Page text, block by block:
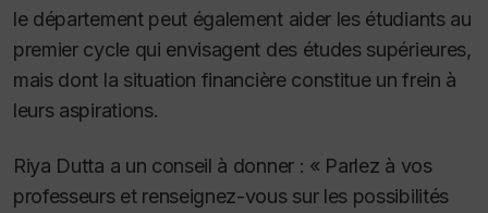
le département peut également aider les étudiants au
premier cycle qui envisagent des études supérieures,
mais dont la situation financière constitue un frein à
leurs aspirations.
Riya Dutta a un conseil à donner : « Parlez à vos
professeurs et renseignez-vous sur les possibilités